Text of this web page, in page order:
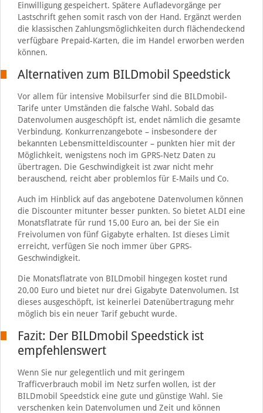
Einwilligung gespeichert. Spätere Aufladevorgänge per
Lastschrift gehen somit rasch von der Hand. Ergänzt werden
die klassischen Zahlungsmöglichkeiten durch flächendeckend
verfügbare Prepaid-Karten, die im Handel erworben werden
können.
Alternativen zum BILDmobil Speedstick
Vor allem für intensive Mobilsurfer sind die BILDmobil-
Tarife unter Umständen die falsche Wahl. Sobald das
Datenvolumen ausgeschöpft ist, endet nämlich die gesamte
Verbindung. Konkurrenzangebote – insbesondere der
bekannten Lebensmitteldiscounter – punkten hier mit der
Möglichkeit, wenigstens noch im GPRS-Netz Daten zu
übertragen. Die Geschwindigkeit ist zwar nicht mehr
berauschend, reicht aber problemlos für E-Mails und Co.
Auch im Hinblick auf das angebotene Datenvolumen können
die Discounter mitunter besser punkten. So bietet ALDI eine
Monatsflatrate für rund 15,00 Euro an, bei der Sie ein
Freivolumen von fünf Gigabyte erhalten. Ist dieses Limit
erreicht, verfügen Sie noch immer über GPRS-
Geschwindigkeit.
Die Monatsflatrate von BILDmobil hingegen kostet rund
20,00 Euro und bietet nur drei Gigabyte Datenvolumen. Ist
dieses ausgeschöpft, ist keinerlei Datenübertragung mehr
möglich bis ein neuer Tarif gebucht wurde.
Fazit: Der BILDmobil Speedstick ist
empfehlenswert
Wenn Sie nur gelegentlich und mit geringem
Trafficverbrauch mobil im Netz surfen wollen, ist der
BILDmobil Speedstick eine gute und günstige Wahl. Sie
verschenken kein Datenvolumen und Zeit und können